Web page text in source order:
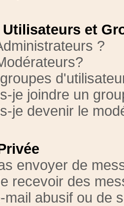
Utilisateurs et
?
je joindre un
je devenir le
envoyer de
recevoir des
abusif ou de